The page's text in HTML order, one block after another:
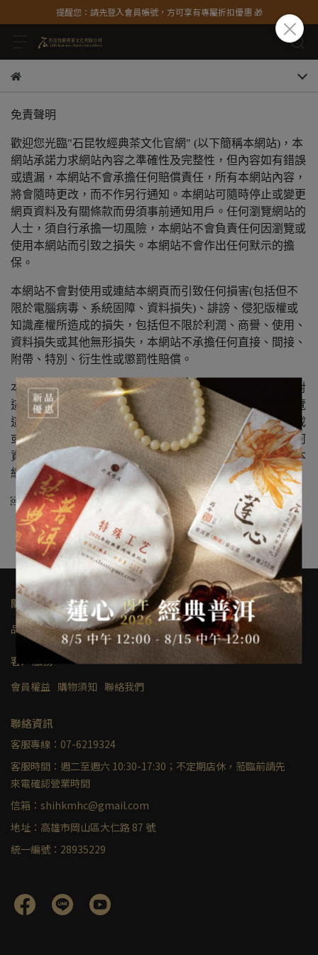
提醒您：請先登入會員帳號，方可享有專屬折扣優惠 🎁
免責聲明
歡迎您光臨"石昆牧經典茶文化官網" (以下簡稱本網站)，本
網站承諾力求網站內容之準確性及完整性，但內容如有錯誤
或遺漏，本網站不會承擔任何賠償責任，所有本網站內容，
將會隨時更改，而不作另行通知。本網站可隨時停止或變更
網頁資料及有關條款而毋須事前通知用戶。任何瀏覽網站的
人士，須自行承擔一切風險，本網站不會負責任何因瀏覽或
使用本網站而引致之損失。本網站不會作出任何默示的擔
保。
本網站不會對使用或連結本網頁而引致任何損害(包括但不
限於電腦病毒、系統固障、資料損失)、誹謗、侵犯版權或
知識產權所造成的損失，包括但不限於利潤、商譽、使用、
資料損失或其他無形損失，本網站不承擔任何直接、間接、
附帶、特別、衍生性或懲罰性賠償。
本公司可能會連接至其他機構所提供的網頁，本公司不會對
這些網頁內容作出任何保證或承擔任何責任。使用者如瀏覽
這些網頁，將要自己承擔後果。是否使用本網站之服務下載
或取得任何資料應由用戶自行考慮且自負風險，因前開任何
資料之下載而導致用戶電腦系統之任何損壞或資料流失，本
網站不承擔任何責任。
￼ ￼ ￼ ￼
關於我們
品牌故事 其他連結 隱私權及網站使用條款
客戶服務
會員權益 購物須知 聯絡我們
聯絡資訊
客服專線：07-6219324
客服時間：週二至週六 10:30-17:30；不定期店休，蒞臨前請先
來電確認營業時間
信箱：shihkmhc@gmail.com
地址：高雄市岡山區大仁路 87 號
統一編號：28935229